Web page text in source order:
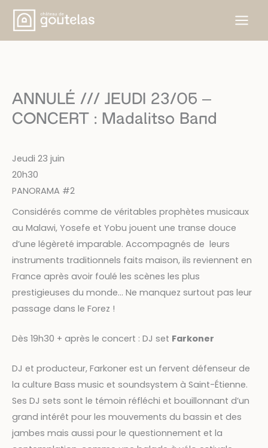
Skip
content
ANNULÉ /// JEUDI 23/06 –
CONCERT : Madalitso Band
Jeudi 23 juin
20h30
PANORAMA #2
Considérés comme de véritables prophètes musicaux
au Malawi, Yosefe et Yobu jouent une transe douce
d’une légèreté imparable. Accompagnés de leurs
instruments traditionnels faits maison, ils reviennent en
France après avoir foulé les scènes les plus
prestigieuses du monde… Ne manquez surtout pas leur
passage dans le Forez !
Dès 19h30 + après le concert : DJ set Farkoner
DJ et producteur, Farkoner est un fervent défenseur de
la culture Bass music et soundsystem à Saint-Étienne.
Ses DJ sets sont le témoin réfléchi et bouillonnant d’un
grand intérêt pour les mouvements du bassin et des
jambes mais aussi pour le questionnement et la